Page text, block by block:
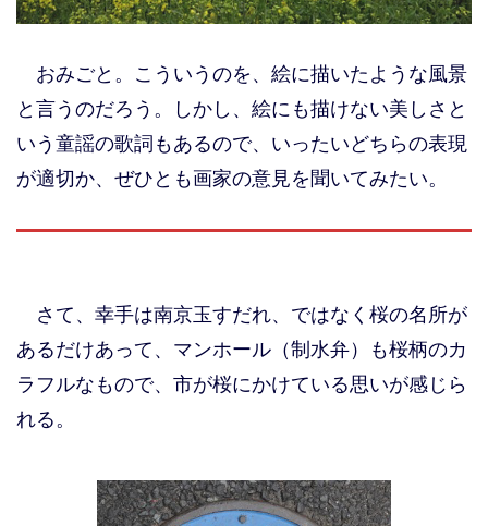
おみごと。こういうのを、絵に描いたような風景
と言うのだろう。しかし、絵にも描けない美しさと
いう童謡の歌詞もあるので、いったいどちらの表現
が適切か、ぜひとも画家の意見を聞いてみたい。
さて、幸手は南京玉すだれ、ではなく桜の名所が
あるだけあって、マンホール（制水弁）も桜柄のカ
ラフルなもので、市が桜にかけている思いが感じら
れる。